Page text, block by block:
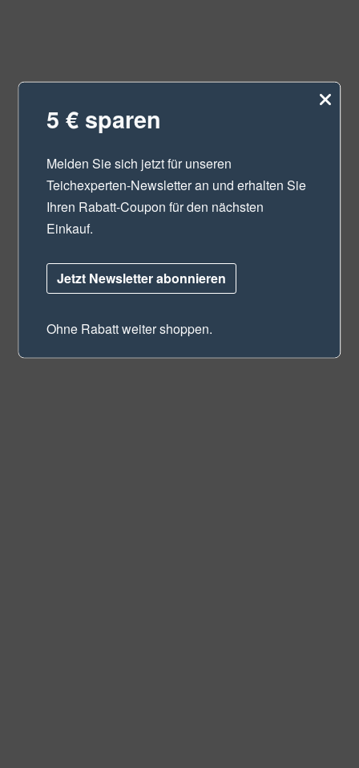
5 € sparen
Melden Sie sich jetzt für unseren
Teichexperten-Newsletteran und erhalten Sie
Ihren Rabatt-Coupon für den nächsten
Einkauf.
Jetzt Newsletter abonnieren
Ohne Rabatt weiter shoppen.